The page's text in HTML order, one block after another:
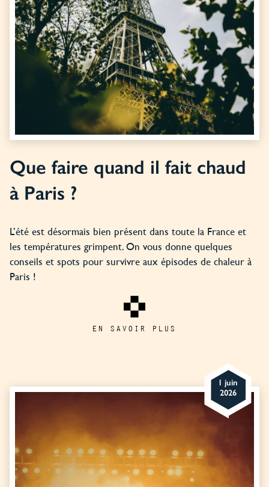
Que faire quand il fait chaud
à Paris ?
L’été est désormais bien présent dans toute la France et
les températures grimpent. On vous donne quelques
conseils et spots pour survivre aux épisodes de chaleur à
Paris !
EN SAVOIR PLUS
1 juin
2026